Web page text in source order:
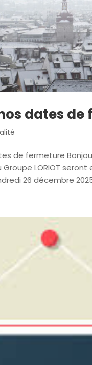
dates
de fermeture
LORIOT
26 décembre